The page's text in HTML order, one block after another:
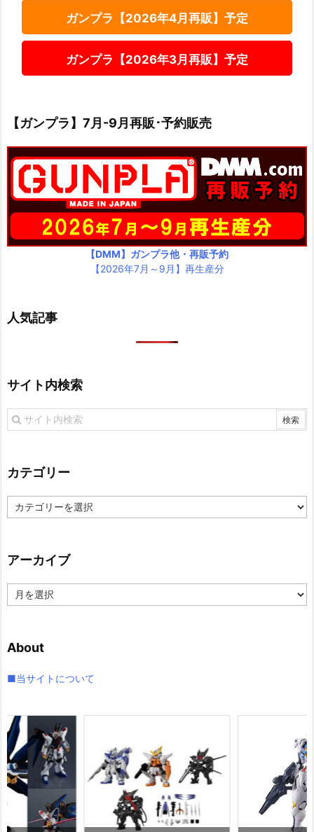
ガンプラ【2026年4月再販】予定
ガンプラ【2026年3月再販】予定
【ガンプラ】7月-9月再販･予約販売
【DMM】ガンプラ他・再販予約
【2026年7月～9月】再生産分
人気記事
サイト内検索
カテゴリー
テ
ー
アーカイブ
ー
ブ
About
■当サイトについて